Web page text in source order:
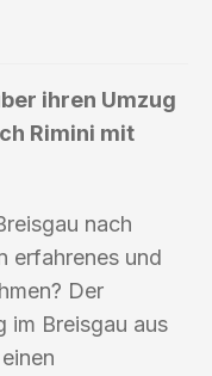
ihren Umzug
Rimini mit
nach
erfahrenes und
Der
im Breisgau aus